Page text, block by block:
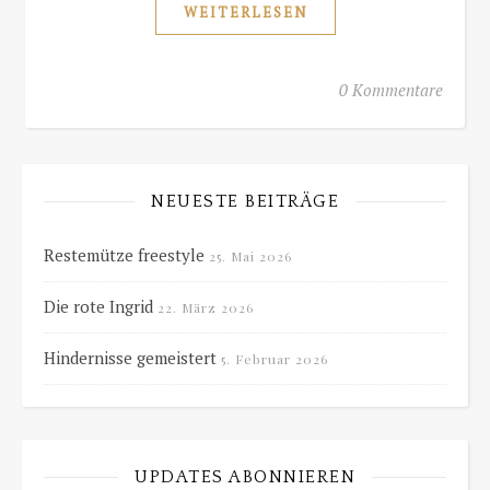
WEITERLESEN
0 Kommentare
NEUESTE BEITRÄGE
Restemütze freestyle 25. Mai 2026
Die rote Ingrid 22. März 2026
Hindernisse gemeistert 5. Februar 2026
UPDATES ABONNIEREN